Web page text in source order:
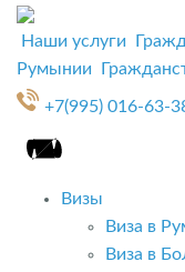
Наши услуги
Румынии
+7(995) 016-63-
Визы
Виза в
Виза в